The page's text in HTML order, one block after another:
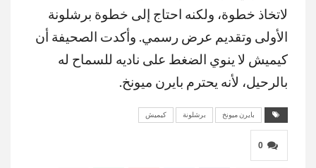
لاتخاذ خطوة، ولكنه احتاج إلى خطوة برشلونة
الأولى وتقديم عرض رسمي. وأكدت الصحيفة أن
كيميش لا ينوي الضغط على ناديه للسماح له
بالرحيل، لأنه يحترم بايرن ميونخ.
بايرن ميونخ برشلونة كيميش
0